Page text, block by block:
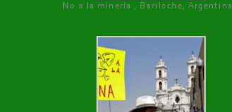
No a la minería , Bariloche, Argentina